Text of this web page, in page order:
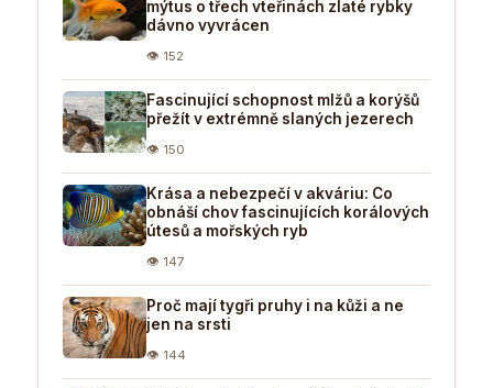
mýtus o třech vteřinách zlaté rybky
dávno vyvrácen
👁 152
Fascinující schopnost mlžů a korýšů
přežít v extrémně slaných jezerech
👁 150
Krása a nebezpečí v akváriu: Co
obnáší chov fascinujících korálových
útesů a mořských ryb
👁 147
Proč mají tygři pruhy i na kůži a ne
jen na srsti
👁 144